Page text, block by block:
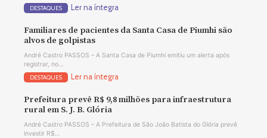
DESTAQUES Ler na íntegra
Familiares de pacientes da Santa Casa de Piumhi são
alvos de golpistas
André Castro PASSOS – A Santa Casa de Piumhi emitiu um alerta após
registrar, no...
DESTAQUES Ler na íntegra
Prefeitura prevê R$ 9,8 milhões para infraestrutura
rural em S. J. B. Glória
André Castro PASSOS – A Prefeitura de São João Batista do Glória prevê
investir R$...